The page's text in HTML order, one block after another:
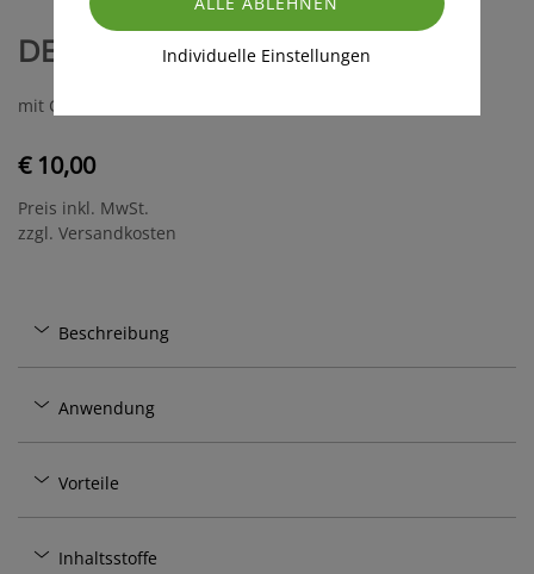
DEO CREME ANTITRANSPIRANT
mit Grapefruitkern-Extrakt
€ 10,00
Preis inkl. MwSt.
zzgl. Versandkosten
Beschreibung
Anwendung
Vorteile
Inhaltsstoffe
Individuelle Einstellungen